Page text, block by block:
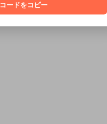
コードをコピー